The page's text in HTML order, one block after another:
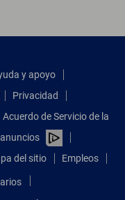
y apoyo
Privacidad
Acuerdo de Servicio de la
del sitio Empleos